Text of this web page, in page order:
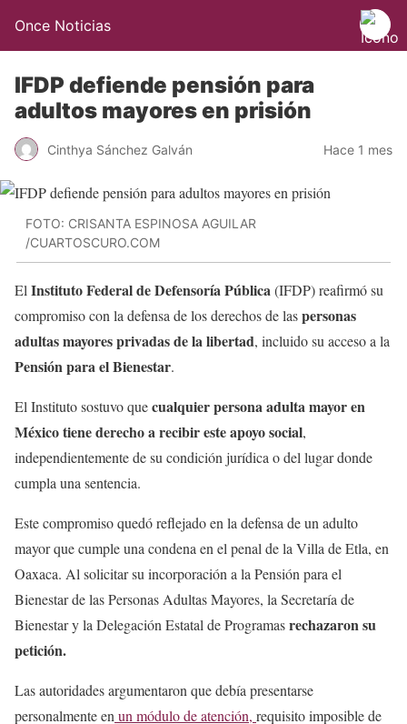
Once Noticias
IFDP defiende pensión para
adultos mayores en prisión
Cinthya Sánchez Galván Hace 1 mes
FOTO: CRISANTA ESPINOSA AGUILAR
/CUARTOSCURO.COM
El Instituto Federal de Defensoría Pública(IFDP) reafirmó su
compromiso con la defensa de los derechos de laspersonas
adultas mayores privadas de la libertad, incluido su acceso a la
Pensión para el Bienestar.
El Instituto sostuvo quecualquier persona adulta mayor en
México tiene derecho a recibir este apoyo social,
independientemente de su condición jurídica o del lugar donde
cumpla una sentencia.
Este compromiso quedó reflejado en la defensa de un adulto
mayor que cumple una condena en el penal de la Villa de Etla, en
Oaxaca. Al solicitar su incorporación a la Pensión para el
Bienestar de las Personas Adultas Mayores, la Secretaría de
Bienestar y la Delegación Estatal de Programasrechazaron su
petición.
Las autoridades argumentaron que debía presentarse
personalmente en un módulo de atención, requisito imposible de